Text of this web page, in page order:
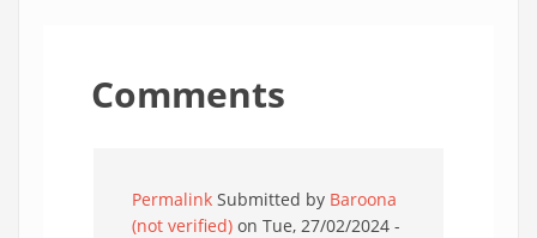
Comments
Permalink Submitted by Baroona
(not verified) on Tue, 27/02/2024 -